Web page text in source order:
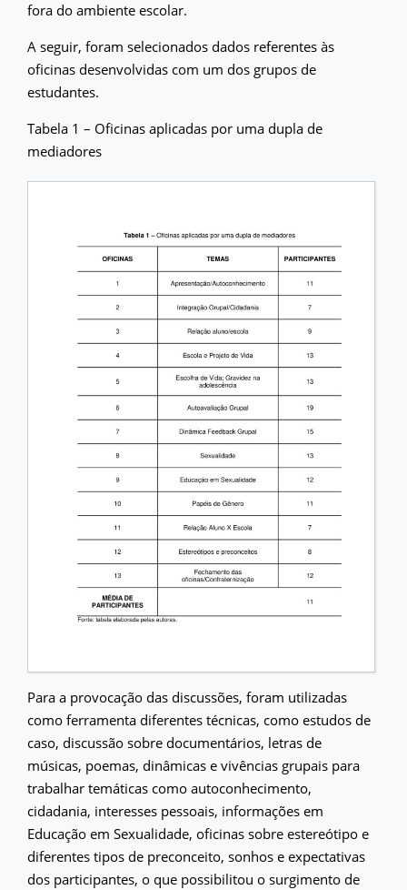
fora do ambiente escolar.
A seguir, foram selecionados dados referentes às
oficinas desenvolvidas com um dos grupos de
estudantes.
Tabela 1 – Oficinas aplicadas por uma dupla de
mediadores
Para a provocação das discussões, foram utilizadas
como ferramenta diferentes técnicas, como estudos de
caso, discussão sobre documentários, letras de
músicas, poemas, dinâmicas e vivências grupais para
trabalhar temáticas como autoconhecimento,
cidadania, interesses pessoais, informações em
Educação em Sexualidade, oficinas sobre estereótipo e
diferentes tipos de preconceito, sonhos e expectativas
dos participantes, o que possibilitou o surgimento de